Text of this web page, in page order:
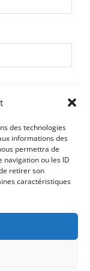
des technologies
informations des
permettra de
ou les ID
retirer son
caractéristiques